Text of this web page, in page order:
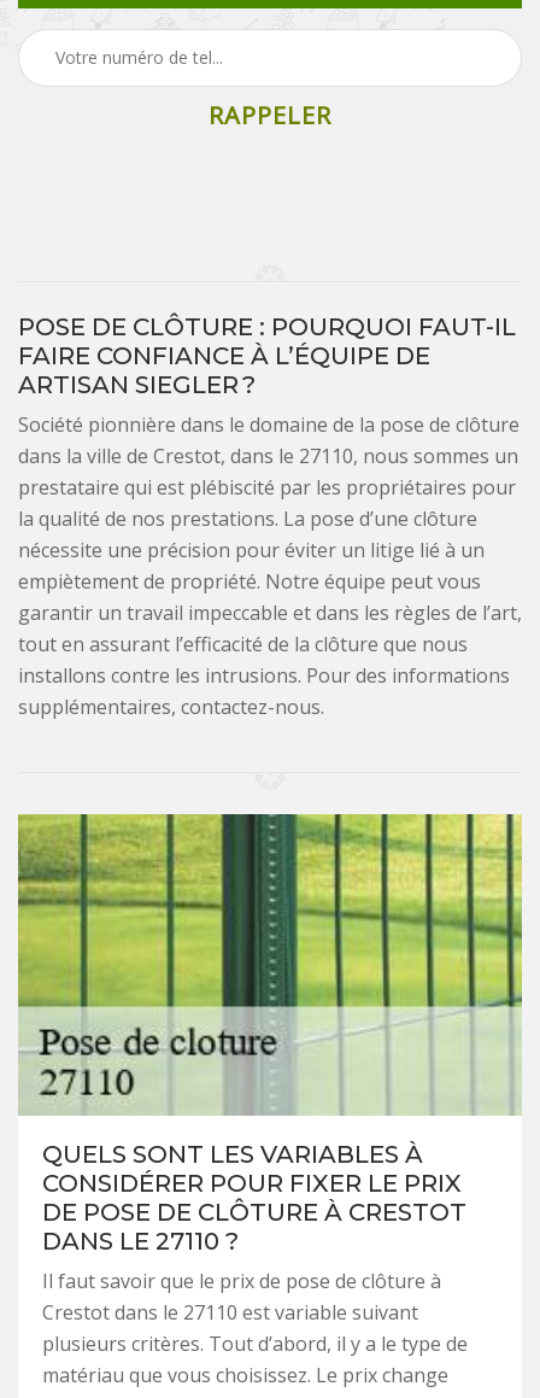
POSE DE CLÔTURE : POURQUOI FAUT-IL
FAIRE CONFIANCE À L’ÉQUIPE DE
ARTISAN SIEGLER ?
Société pionnière dans le domaine de la pose de clôture
dans la ville de Crestot, dans le 27110, nous sommes un
prestataire qui est plébiscité par les propriétaires pour
la qualité de nos prestations. La pose d’une clôture
nécessite une précision pour éviter un litige lié à un
empiètement de propriété. Notre équipe peut vous
garantir un travail impeccable et dans les règles de l’art,
tout en assurant l’efficacité de la clôture que nous
installons contre les intrusions. Pour des informations
supplémentaires, contactez-nous.
QUELS SONT LES VARIABLES À
CONSIDÉRER POUR FIXER LE PRIX
DE POSE DE CLÔTURE À CRESTOT
DANS LE 27110 ?
Il faut savoir que le prix de pose de clôture à
Crestot dans le 27110 est variable suivant
plusieurs critères. Tout d’abord, il y a le type de
matériau que vous choisissez. Le prix change